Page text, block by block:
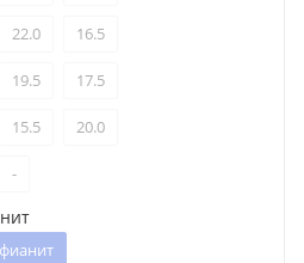
22.0 16.5
19.5 17.5
15.5 20.0
-
фианит